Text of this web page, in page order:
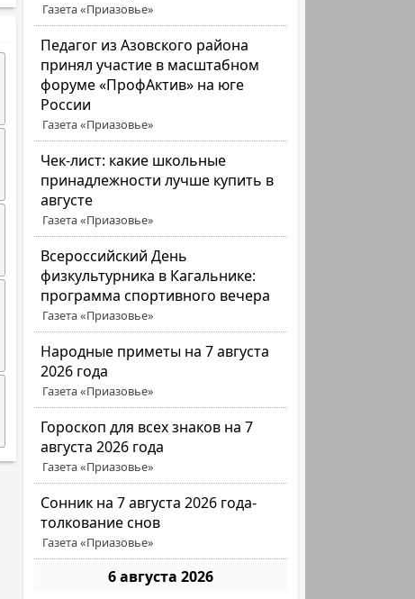
Газета «Приазовье»
Педагог из Азовского района
принял участие в масштабном
форуме «ПрофАктив» на юге
России
Газета «Приазовье»
Чек-лист: какие школьные
принадлежности лучше купить в
августе
Газета «Приазовье»
Всероссийский День
физкультурника в Кагальнике:
программа спортивного вечера
Газета «Приазовье»
Народные приметы на 7 августа
2026 года
Газета «Приазовье»
Гороскоп для всех знаков на 7
августа 2026 года
Газета «Приазовье»
Сонник на 7 августа 2026 года-
толкование снов
Газета «Приазовье»
6 августа 2026